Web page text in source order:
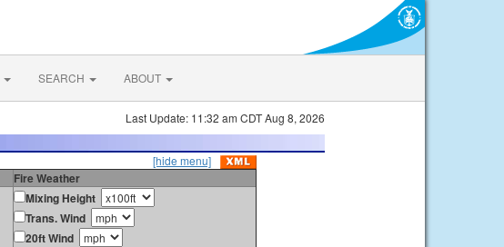
SEARCH ABOUT
Last Update: 11:32 am CDT Aug 8, 2026
[hide menu]
Fire Weather
Mixing Height
Trans. Wind
20ft Wind